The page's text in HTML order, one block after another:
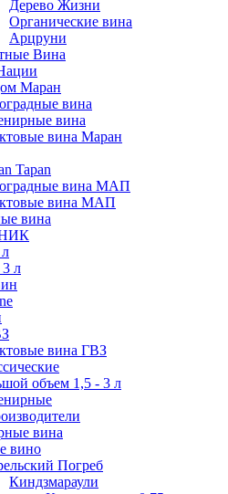
Дерево Жизни
Органические вина
Арцруни
Вина
Маран
вина
вина
вина Маран
Tapan
вина МАП
вина МАП
вина
3 л
вина ГВЗ
объем 1,5 - 3 л
вина
вино
Погреб
Киндзмараули